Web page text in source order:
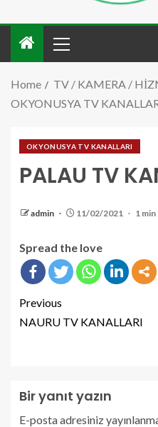
Home TV / KAMERA /
OKYONUSYA TV
OKYONUSYA TV KANALLARI
PALAU TV
admin 11/02/2021 1
Spread the love
Previous
NAURU TV KANALLARI
Bir yanıt yazın
E-posta adresiniz